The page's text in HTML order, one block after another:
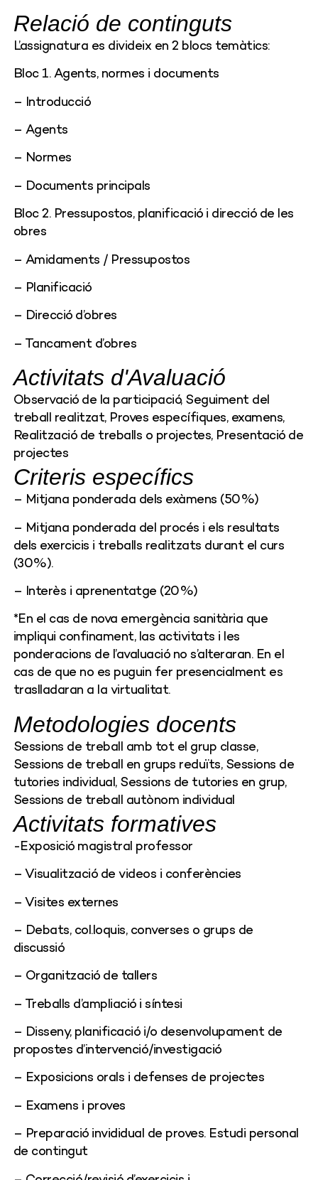
Relació de continguts
L’assignatura es divideix en 2 blocs temàtics:
Bloc 1. Agents, normes i documents
– Introducció
– Agents
– Normes
– Documents principals
Bloc 2. Pressupostos, planificació i direcció de les
obres
– Amidaments / Pressupostos
– Planificació
– Direcció d’obres
– Tancament d’obres
Activitats d'Avaluació
Observació de la participació, Seguiment del
treball realitzat, Proves específiques, examens,
Realització de treballs o projectes, Presentació de
projectes
Criteris específics
– Mitjana ponderada dels exàmens (50%)
– Mitjana ponderada del procés i els resultats
dels exercicis i treballs realitzats durant el curs
(30%).
– Interès i aprenentatge (20%)
*En el cas de nova emergència sanitària que
impliqui confinament, las activitats i les
ponderacions de l’avaluació no s’alteraran. En el
cas de que no es puguin fer presencialment es
traslladaran a la virtualitat.
Metodologies docents
Sessions de treball amb tot el grup classe,
Sessions de treball en grups reduïts, Sessions de
tutories individual, Sessions de tutories en grup,
Sessions de treball autònom individual
Activitats formatives
-Exposició magistral professor
– Visualització de videos i conferències
– Visites externes
– Debats, col.loquis, converses o grups de
discussió
– Organització de tallers
– Treballs d’ampliació i síntesi
– Disseny, planificació i/o desenvolupament de
propostes d’intervenció/investigació
– Exposicions orals i defenses de projectes
– Examens i proves
– Preparació invididual de proves. Estudi personal
de contingut